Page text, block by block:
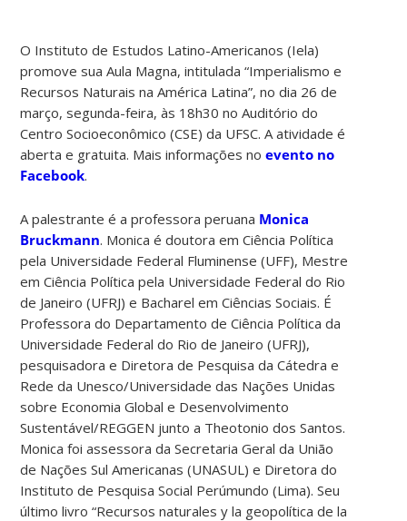
O Instituto de Estudos Latino-Americanos (Iela)
promove sua Aula Magna, intitulada “Imperialismo e
Recursos Naturais na América Latina”, no dia 26 de
março, segunda-feira, às 18h30 no Auditório do
Centro Socioeconômico (CSE) da UFSC. A atividade é
aberta e gratuita. Mais informações noevento no
Facebook.
A palestrante é a professora peruana Monica
Bruckmann. Monica é doutora em Ciência Política
pela Universidade Federal Fluminense (UFF), Mestre
em Ciência Política pela Universidade Federal do Rio
de Janeiro (UFRJ) e Bacharel em Ciências Sociais. É
Professora do Departamento de Ciência Política da
Universidade Federal do Rio de Janeiro (UFRJ),
pesquisadora e Diretora de Pesquisa da Cátedra e
Rede da Unesco/Universidade das Nações Unidas
sobre Economia Global e Desenvolvimento
Sustentável/REGGEN junto a Theotonio dos Santos.
Monica foi assessora da Secretaria Geral da União
de Nações Sul Americanas (UNASUL) e Diretora do
Instituto de Pesquisa Social Perúmundo (Lima). Seu
último livro “Recursos naturales y la geopolítica de la